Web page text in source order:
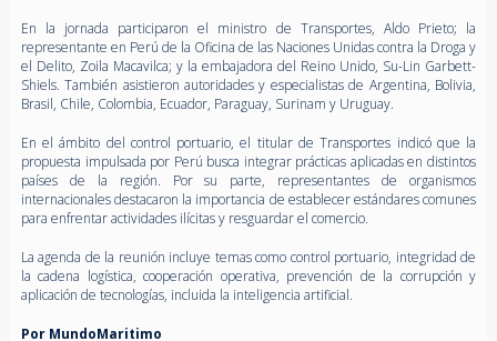
En la jornada participaron el ministro de Transportes, Aldo Prieto; la
representante en Perú de la Oficina de las Naciones Unidas contra la Droga y
el Delito, Zoila Macavilca; y la embajadora del Reino Unido, Su-Lin Garbett-
Shiels. También asistieron autoridades y especialistas de Argentina, Bolivia,
Brasil, Chile, Colombia, Ecuador, Paraguay, Surinam y Uruguay.
En el ámbito del control portuario, el titular de Transportes indicó que la
propuesta impulsada por Perú busca integrar prácticas aplicadas en distintos
países de la región. Por su parte, representantes de organismos
internacionales destacaron la importancia de establecer estándares comunes
para enfrentar actividades ilícitas y resguardar el comercio.
La agenda de la reunión incluye temas como control portuario, integridad de
la cadena logística, cooperación operativa, prevención de la corrupción y
aplicación de tecnologías, incluida la inteligencia artificial.
Por MundoMaritimo